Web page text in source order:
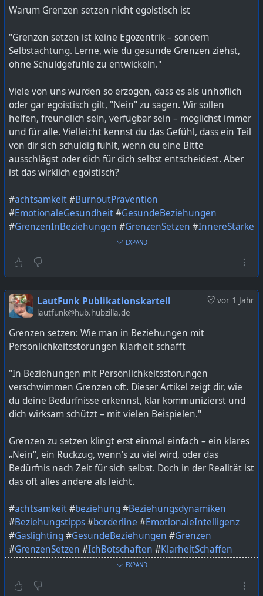
https://lautfunk.uber.space/podcast/leise-stille-003-
Warum Grenzen setzen nicht egoistisch ist
"Grenzen setzen ist keine Egozentrik – sondern
Selbstachtung. Lerne, wie du gesunde Grenzen ziehst,
ohne Schuldgefühle zu entwickeln."
Viele von uns wurden so erzogen, dass es als unhöflich
oder gar egoistisch gilt, "Nein" zu sagen. Wir sollen
helfen, freundlich sein, verfügbar sein – möglichst immer
und für alle. Vielleicht kennst du das Gefühl, dass ein Teil
von dir sich schuldig fühlt, wenn du eine Bitte
ausschlägst oder dich für dich selbst entscheidest. Aber
ist das wirklich egoistisch?
#achtsamkeit#BurnoutPrävention
#EmotionaleGesundheit#GesundeBeziehungen
#GrenzenInBeziehungen #GrenzenSetzen #InnereStärke
MentalHealth
Selbstachtung
Bild KI generiert mit ChatGPT
https://lautfunk.uber.space/warum-grenzen-setzen-
nicht-egoistisch-ist/
EXPAND
vor 1 Jahr
LautFunk Publikationskartell
lautfunk@hub.hubzilla.de
Grenzen setzen: Wie man in Beziehungen mit
Persönlichkeitsstörungen Klarheit schafft
"In Beziehungen mit Persönlichkeitsstörungen
verschwimmen Grenzen oft. Dieser Artikel zeigt dir, wie
du deine Bedürfnisse erkennst, klar kommunizierst und
dich wirksam schützt – mit vielen Beispielen."
Grenzen zu setzen klingt erst einmal einfach – ein klares
„Nein“, ein Rückzug, wenn’s zu viel wird, oder das
Bedürfnis nach Zeit für sich selbst. Doch in der Realität ist
das oft alles andere als leicht.
#achtsamkeit#beziehung#Beziehungsdynamiken
#Beziehungstipps#borderline #EmotionaleIntelligenz
#Gaslighting#GesundeBeziehungen #Grenzen
#GrenzenSetzen #IchBotschaften #KlarheitSchaffen
mentaleGesundheit
PsychischeGesundheit Selbstfürsorge
EXPAND